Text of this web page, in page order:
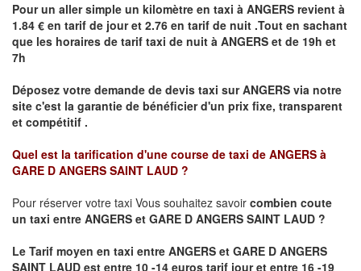
Pour un aller simple un kilomètre en taxi à ANGERS revient à
1.84 € en tarif de jour et 2.76 en tarif de nuit .Tout en sachant
que les horaires de tarif taxi de nuit à ANGERS et de 19h et
7h
Déposez votre demande de devis taxi surANGERS via notre
site c'est la garantie de bénéficier d'un prix fixe, transparent
et compétitif .
Quel est la tarification d'une course de taxi de ANGERS à
GARE D ANGERS SAINT LAUD ?
Pour réserver votre taxi Vous souhaitez savoir combien coute
un taxi entre ANGERS et GARE D ANGERS SAINT LAUD ?
Le Tarif moyen en taxi entre ANGERS et GARE D ANGERS
SAINT LAUD est entre 10 -14 euros tarif jour et entre 16 -19